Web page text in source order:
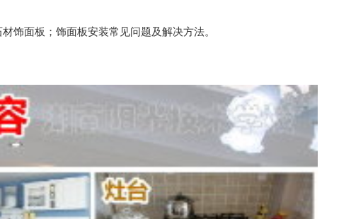
饰面板；饰面板安装常见问题及解决方法。